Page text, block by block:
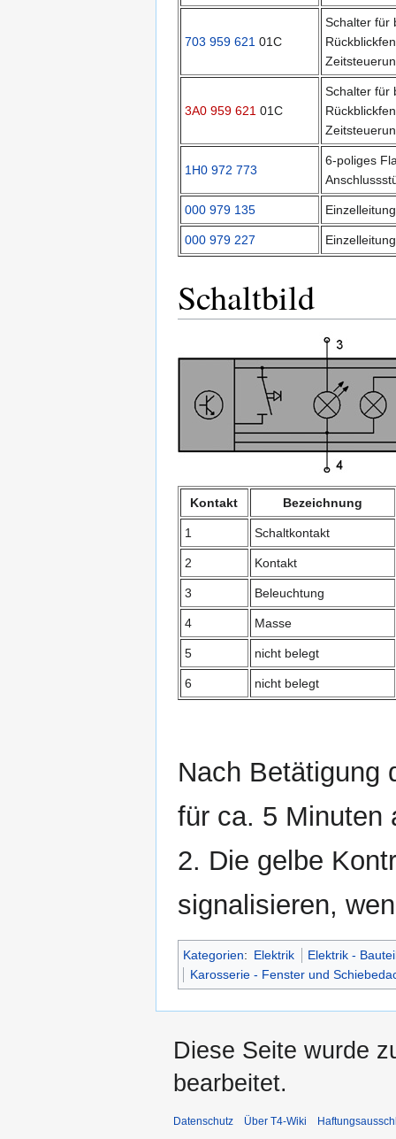
703 959 621 01C
Schalter für
3A0 959 621 01C
Schalter für
1H0 972 773
6-poliges
000 979 135
000 979 227
Schaltbild
Kontakt Bezeichnung
1 Schaltkontakt
2 Kontakt
3 Beleuchtung
4 Masse
5 nicht belegt
6 nicht belegt
Nach Betätigung
für ca. 5 Minuten
2. Die gelbe
signalisieren,
Kategorien: Elektrik
Elektrik -
Karosserie - Fenster und
Diese Seite wurde
bearbeitet.
Datenschutz Über T4-Wiki